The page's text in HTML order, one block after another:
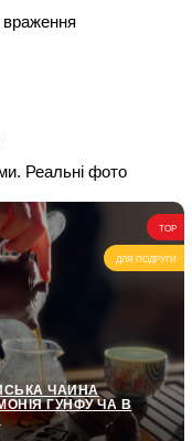
Реальні фото
TOP
ДЛЯ ПОДРУГИ
ЧАЙНА
ГУНФУ ЧА В